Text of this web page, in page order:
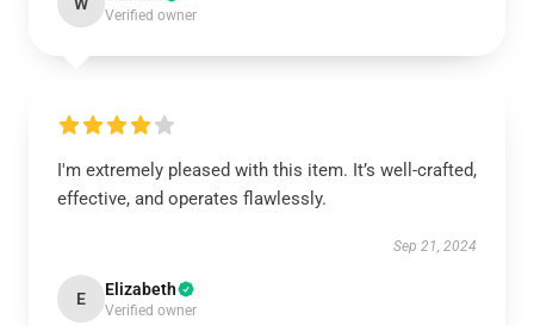
Verified owner
I'm extremely pleased with this item. It’s well-crafted,
effective, and operates flawlessly.
Sep 21, 2024
E Elizabeth
Verified owner